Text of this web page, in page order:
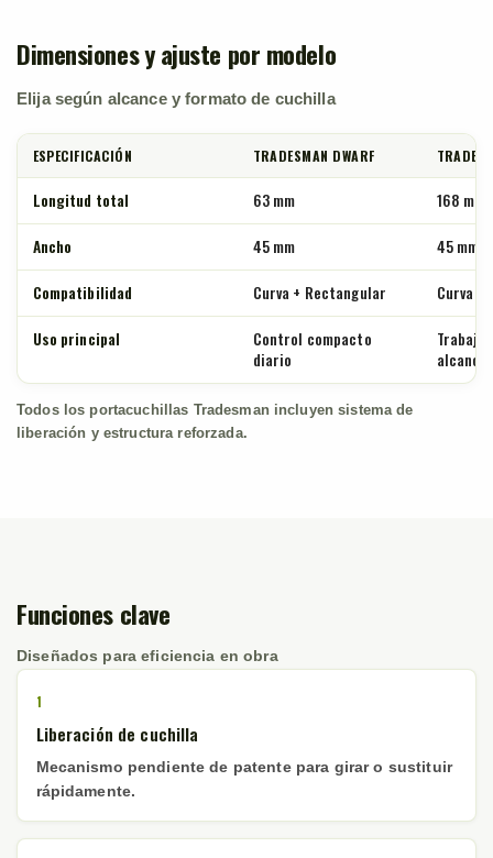
Dimensiones y ajuste por modelo
Elija según alcance y formato de cuchilla
ESPECIFICACIÓN TRADESMAN DWARF
Longitud total 63 mm 168 mm
Ancho 45 mm 45 mm
Compatibilidad Curva + Rectangular Curva
Uso principal
Control compacto
diario
alcance
Todos los portacuchillas Tradesman incluyen sistema de
liberación y estructura reforzada.
Funciones clave
Diseñados para eficiencia en obra
1
Liberación de cuchilla
Mecanismo pendiente de patente para girar o sustituir
rápidamente.